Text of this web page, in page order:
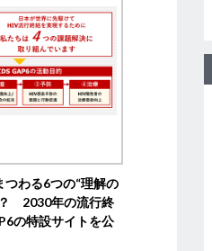
つわる6つの“理解の
2030年の流行終
の特設サイトを公